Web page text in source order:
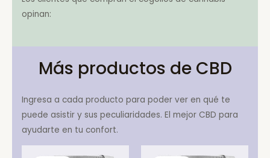
opinan:
Más productos de CBD
Ingresa a cada producto para poder ver en qué te
puede asistir y sus peculiaridades. El mejor CBD para
ayudarte en tu confort.